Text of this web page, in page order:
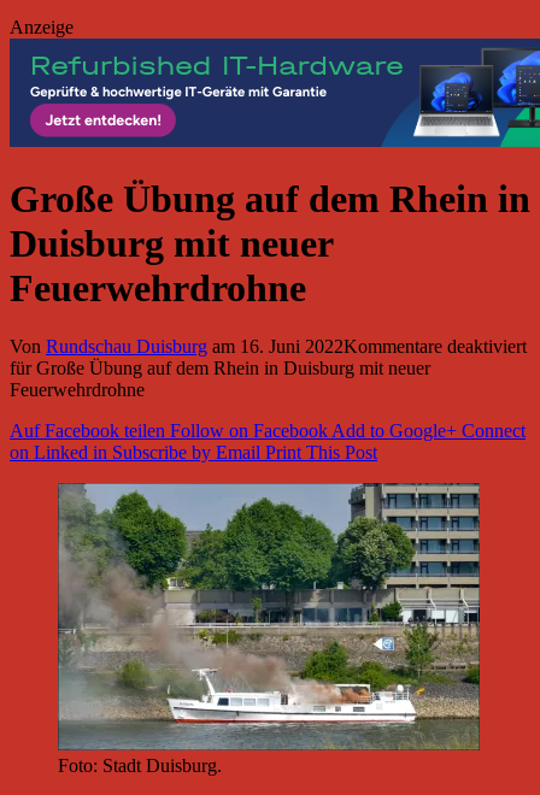
Anzeige
Große Übung auf dem Rhein in
Duisburg mit neuer
Feuerwehrdrohne
Von Rundschau Duisburg am 16. Juni 2022Kommentare deaktiviert
für Große Übung auf dem Rhein in Duisburg mit neuer
Feuerwehrdrohne
Auf Facebook teilen Follow on FacebookAdd to Google+ Connect
on Linked in Subscribe by Email Print This Post
Foto: Stadt Duisburg.